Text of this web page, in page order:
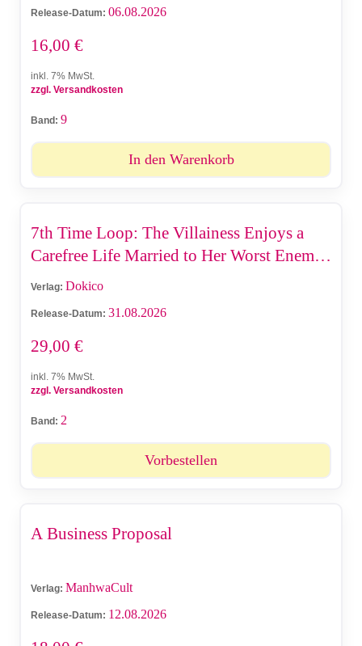
Release-Datum: 06.08.2026
16,00 €
inkl. 7% MwSt.
zzgl. Versandkosten
Band: 9
In den Warenkorb
7th Time Loop: The Villainess Enjoys a
Carefree Life Married to Her Worst Enemy!
(Light Novel, 2-in-1)
Verlag: Dokico
Release-Datum: 31.08.2026
29,00 €
inkl. 7% MwSt.
zzgl. Versandkosten
Band: 2
Vorbestellen
A Business Proposal
Verlag: ManhwaCult
Release-Datum: 12.08.2026